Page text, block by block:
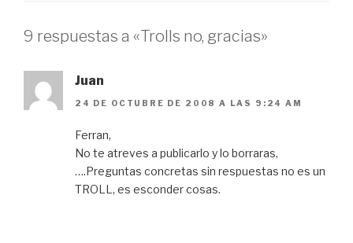
9 respuestas a «Trolls no, gracias»
Juan
24 DE OCTUBRE DE 2008 A LAS 9:24 AM
Ferran,
No te atreves a publicarlo y lo borraras,
….Preguntas concretas sin respuestas no es un
TROLL, es esconder cosas.